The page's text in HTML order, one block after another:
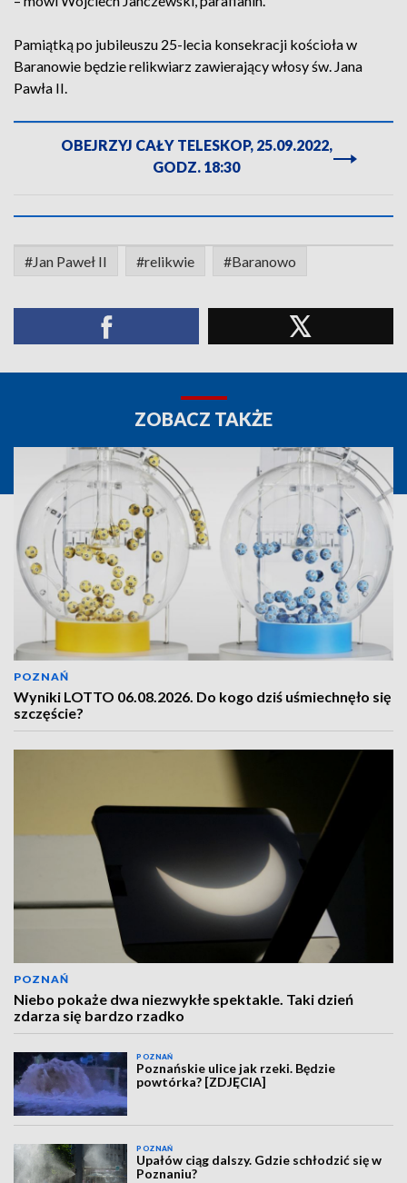
Pamiątką po jubileuszu 25-lecia konsekracji kościoła w
Baranowie będzie relikwiarz zawierający włosy św. Jana
Pawła II.
OBEJRZYJ CAŁY TELESKOP, 25.09.2022,
GODZ. 18:30
#Jan Paweł II #relikwie #Baranowo
ZOBACZ TAKŻE
POZNAŃ
Wyniki LOTTO 06.08.2026. Do kogo dziś uśmiechnęło się
szczęście?
POZNAŃ
Niebo pokaże dwa niezwykłe spektakle. Taki dzień
zdarza się bardzo rzadko
POZNAŃ
Poznańskie ulice jak rzeki. Będzie
powtórka? [ZDJĘCIA]
POZNAŃ
Upałów ciąg dalszy. Gdzie schłodzić się w
Poznaniu?